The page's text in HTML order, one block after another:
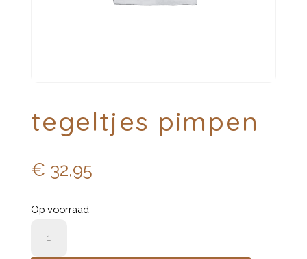
tegeltjes pimpen
€ 32,95
Op voorraad